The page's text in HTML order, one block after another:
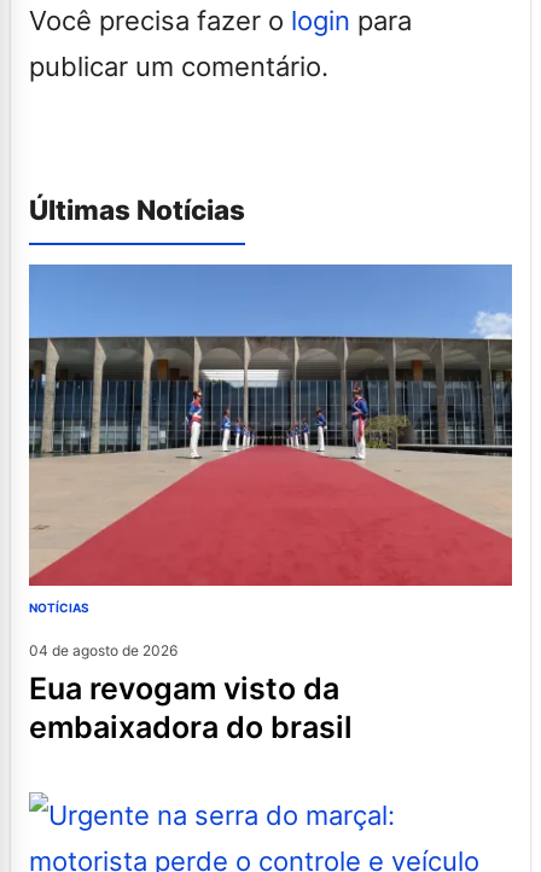
Você precisa fazer o login para
publicar um comentário.
Últimas Notícias
NOTÍCIAS
04 de agosto de 2026
eua revogam visto da
embaixadora do brasil